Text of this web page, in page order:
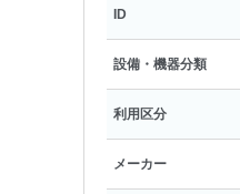
ID
設備・機器分類
利用区分
メーカー